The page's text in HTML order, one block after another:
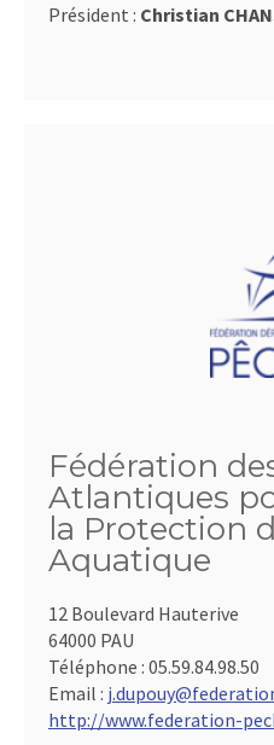
Président : Christian
Fédération
Atlantiques
la Protection
Aquatique
12 Boulevard Hauterive
64000 PAU
Téléphone : 05.59.84.98.50
Email :
http://www.federation-